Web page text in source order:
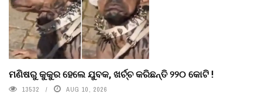
ମଣିଷରୁ କୁକୁର ହେଲେ ଯୁବକ, ଖର୍ଚ୍ଚ କରିଛନ୍ତି ୨୨୦ କୋଟି !
13532 AUG 10, 2026